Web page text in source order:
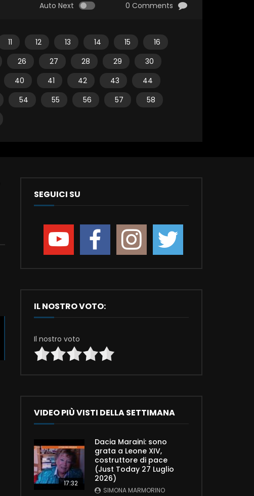
Auto Next 0 Comments
11 12 13 14 15
16
26 27 28 29
30
40 41 42 43
44
54 55 56 57
58
SEGUICI SU
IL NOSTRO VOTO:
Il nostro voto
VIDEO PIÙ VISTI DELLA SETTIMANA
17:32
Dacia Maraini: sono
grata a Leone XIV,
costruttore di pace
(Just Today 27 Luglio
2026)
SIMONA MARMORINO